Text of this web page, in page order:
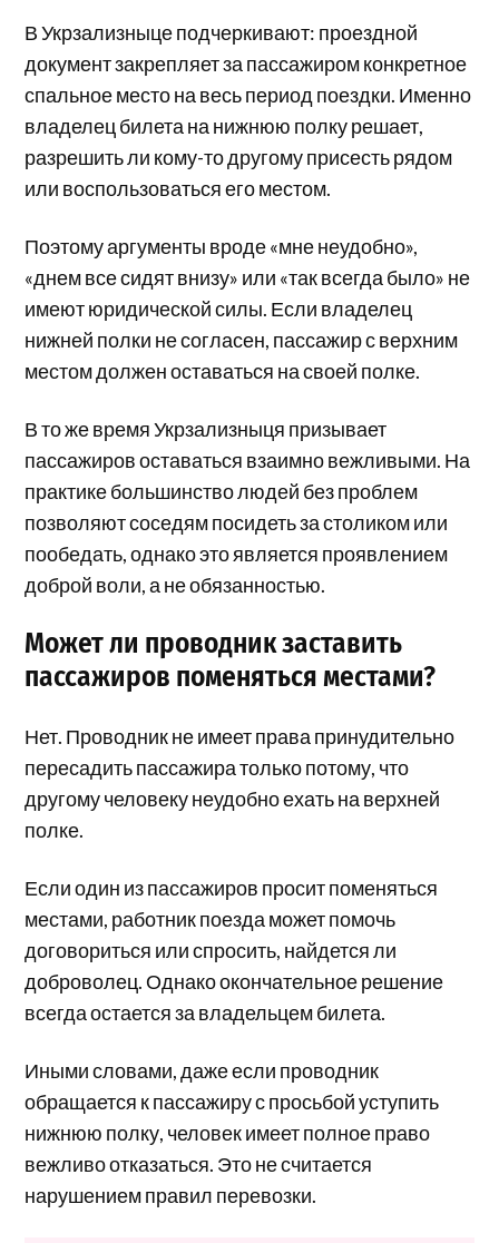
В Укрзализныце подчеркивают: проездной
документ закрепляет за пассажиром конкретное
спальное место на весь период поездки. Именно
владелец билета на нижнюю полку решает,
разрешить ли кому-то другому присесть рядом
или воспользоваться его местом.
Поэтому аргументы вроде «мне неудобно»,
«днем все сидят внизу» или «так всегда было» не
имеют юридической силы. Если владелец
нижней полки не согласен, пассажир с верхним
местом должен оставаться на своей полке.
В то же время Укрзализныця призывает
пассажиров оставаться взаимно вежливыми. На
практике большинство людей без проблем
позволяют соседям посидеть за столиком или
пообедать, однако это является проявлением
доброй воли, а не обязанностью.
Может ли проводник заставить
пассажиров поменяться местами?
Нет. Проводник не имеет права принудительно
пересадить пассажира только потому, что
другому человеку неудобно ехать на верхней
полке.
Если один из пассажиров просит поменяться
местами, работник поезда может помочь
договориться или спросить, найдется ли
доброволец. Однако окончательное решение
всегда остается за владельцем билета.
Иными словами, даже если проводник
обращается к пассажиру с просьбой уступить
нижнюю полку, человек имеет полное право
вежливо отказаться. Это не считается
нарушением правил перевозки.